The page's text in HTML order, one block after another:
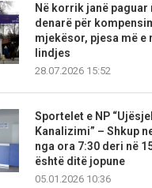
Në korrik janë
denarë për
mjekësor, pjesa më e
lindjes
28.07.2026 15:52
Sportelet e NP
Kanalizimi” – Shkup
nga ora 7:30 deri në
është ditë jopune
05.01.2026 10:36